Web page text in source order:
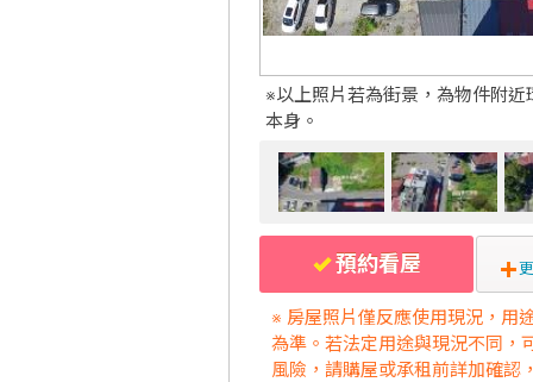
※以上照片若為街景，為物件附近
本身。
預約看屋
※ 房屋照片僅反應使用現況，用
為準。若法定用途與現況不同，
風險，請購屋或承租前詳加確認